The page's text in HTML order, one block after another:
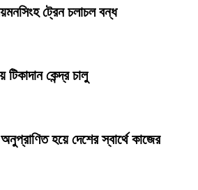
ট্রেন চলাচল বন্ধ
কেন্দ্র চালু
হয়ে দেশের স্বার্থে কাজের